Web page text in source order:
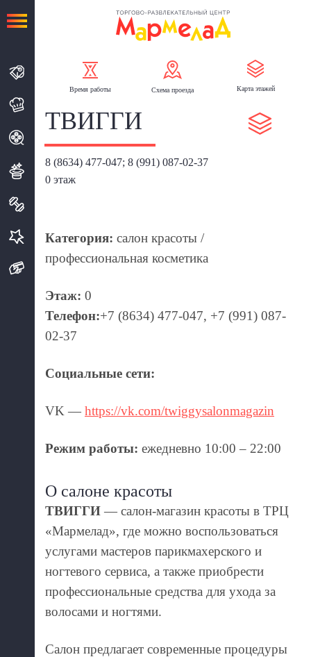
Время работы Схемапроезда Карта этажей
ТВИГГИ
8 (8634) 477-047; 8 (991) 087-02-37
0 этаж
Категория: салон красоты /
профессиональная косметика
Этаж: 0
Телефон:+7 (8634) 477-047, +7 (991) 087-
02-37
Социальные сети:
VK — https://vk.com/twiggysalonmagazin
Режим работы: ежедневно 10:00 – 22:00
О салоне красоты
ТВИГГИ — салон-магазин красоты в ТРЦ
«Мармелад», где можно воспользоваться
услугами мастеров парикмахерского и
ногтевого сервиса, а также приобрести
профессиональные средства для ухода за
волосами и ногтями.
Салон предлагает современные процедуры